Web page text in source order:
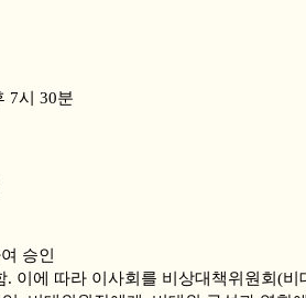
7시 30분
승인
이에 따라 이사회를 비상대책위원회(비